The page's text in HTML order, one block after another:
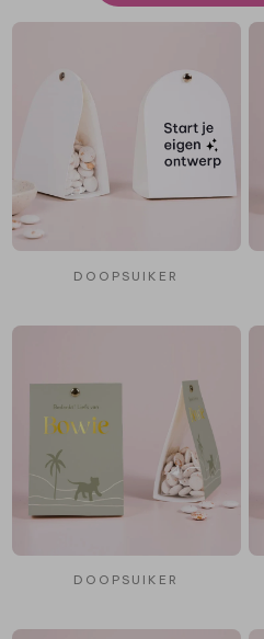
DOOPSUIKER
DOOPSUIKER